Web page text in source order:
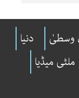
وسطیٰ
دنیا
ملٹی میڈیا